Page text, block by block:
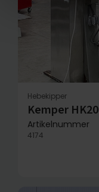
Hebekipper
Kemper
Artikelnummer
4174